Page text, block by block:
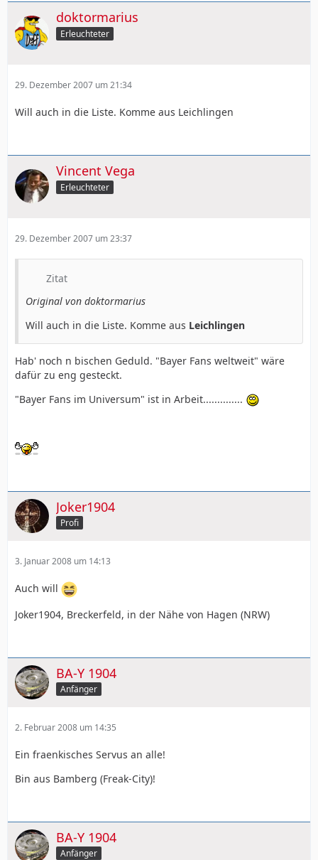
doktormarius
Erleuchteter
29. Dezember 2007 um 21:34
Will auch in die Liste. Komme aus Leichlingen
Vincent Vega
Erleuchteter
29. Dezember 2007 um 23:37
Zitat
Original von doktormarius
Will auch in die Liste. Komme aus Leichlingen
Hab' noch n bischen Geduld. "Bayer Fans weltweit" wäre
dafür zu eng gesteckt.
"Bayer Fans im Universum" ist in Arbeit..............
Joker1904
Profi
3. Januar 2008 um 14:13
Auch will
Joker1904, Breckerfeld, in der Nähe von Hagen (NRW)
BA-Y 1904
Anfänger
2. Februar 2008 um 14:35
Ein fraenkisches Servus an alle!
Bin aus Bamberg (Freak-City)!
BA-Y 1904
Anfänger